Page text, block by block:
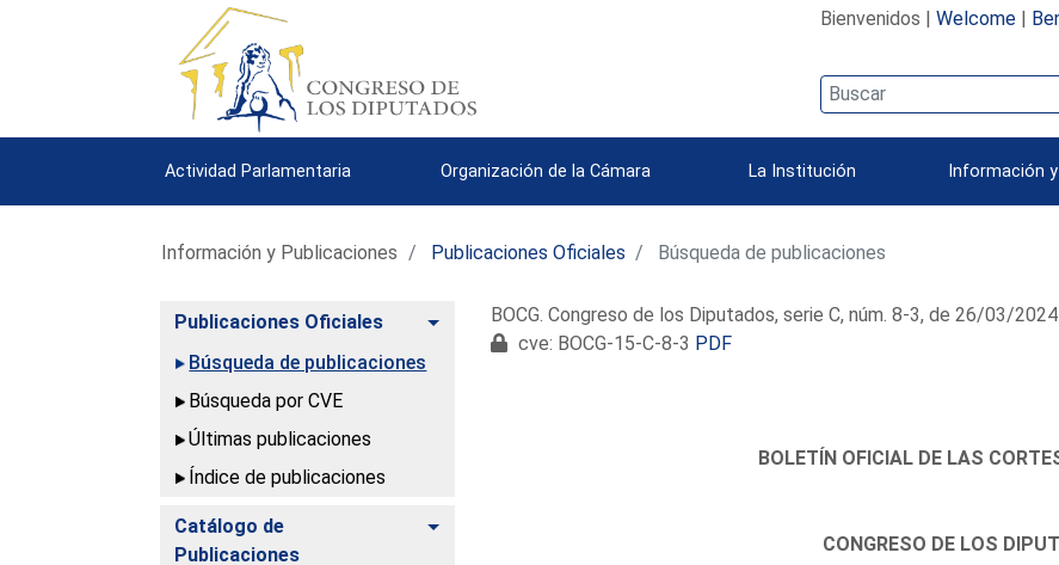
Bienvenidos | Welcome|
Actividad Parlamentaria Organización de la Cámara La Institución Información
Información y Publicaciones Publicaciones Oficiales Búsqueda de publicaciones
Publicaciones Oficiales
Alternar
Búsqueda de publicaciones
Búsqueda por CVE
Últimas publicaciones
Índice de publicaciones
Catálogo de
Publicaciones
Alternar
BOCG. Congreso de los Diputados, serie C, núm. 8-3, de 26/03/2024
cve: BOCG-15-C-8-3 PDF
BOLETÍN OFICIAL DE LAS
CONGRESO DE LOS